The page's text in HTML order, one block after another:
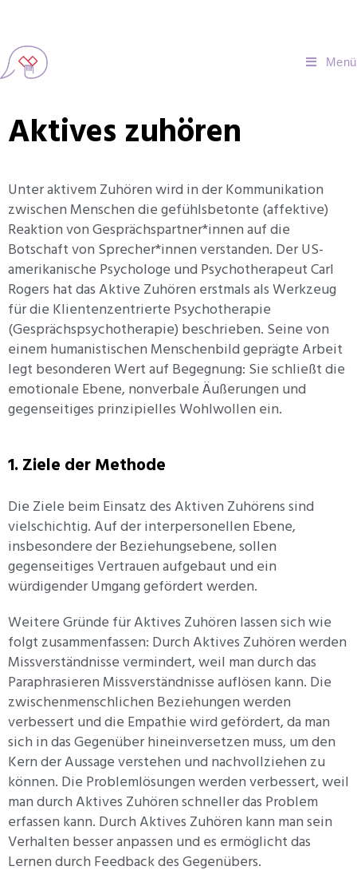
Menü
Aktives zuhören
Unter aktivem Zuhören wird in der Kommunikation
zwischen Menschen die gefühlsbetonte (affektive)
Reaktion von Gesprächspartner*innen auf die
Botschaft von Sprecher*innen verstanden. Der US-
amerikanische Psychologe und Psychotherapeut Carl
Rogers hat das Aktive Zuhören erstmals als Werkzeug
für die Klientenzentrierte Psychotherapie
(Gesprächspsychotherapie) beschrieben. Seine von
einem humanistischen Menschenbild geprägte Arbeit
legt besonderen Wert auf Begegnung: Sie schließt die
emotionale Ebene, nonverbale Äußerungen und
gegenseitiges prinzipielles Wohlwollen ein.
1. Ziele der Methode
Die Ziele beim Einsatz des Aktiven Zuhörens sind
vielschichtig. Auf der interpersonellen Ebene,
insbesondere der Beziehungsebene, sollen
gegenseitiges Vertrauen aufgebaut und ein
würdigender Umgang gefördert werden.
Weitere Gründe für Aktives Zuhören lassen sich wie
folgt zusammenfassen: Durch Aktives Zuhören werden
Missverständnisse vermindert, weil man durch das
Paraphrasieren Missverständnisse auflösen kann. Die
zwischenmenschlichen Beziehungen werden
verbessert und die Empathie wird gefördert, da man
sich in das Gegenüber hineinversetzen muss, um den
Kern der Aussage verstehen und nachvollziehen zu
können. Die Problemlösungen werden verbessert, weil
man durch Aktives Zuhören schneller das Problem
erfassen kann. Durch Aktives Zuhören kann man sein
Verhalten besser anpassen und es ermöglicht das
Lernen durch Feedback des Gegenübers.